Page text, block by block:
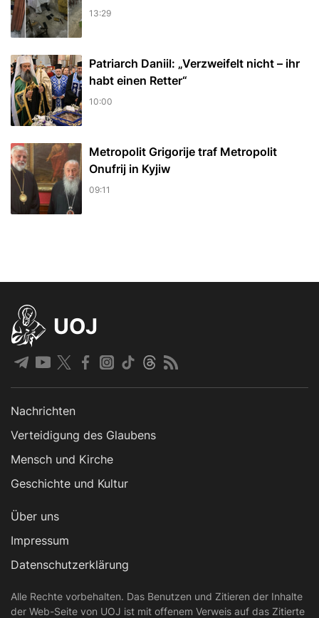
13:29
Patriarch Daniil: „Verzweifelt nicht – ihr
habt einen Retter“
10:00
Metropolit Grigorije traf Metropolit
Onufrij in Kyjiw
09:11
UOJ
Nachrichten
Verteidigung des Glaubens
Mensch und Kirche
Geschichte und Kultur
Über uns
Impressum
Datenschutzerklärung
Alle Rechte vorbehalten. Das Benutzen und Zitieren der Inhalte
der Web-Seite von UOJ ist mit offenem Verweis auf das Zitierte